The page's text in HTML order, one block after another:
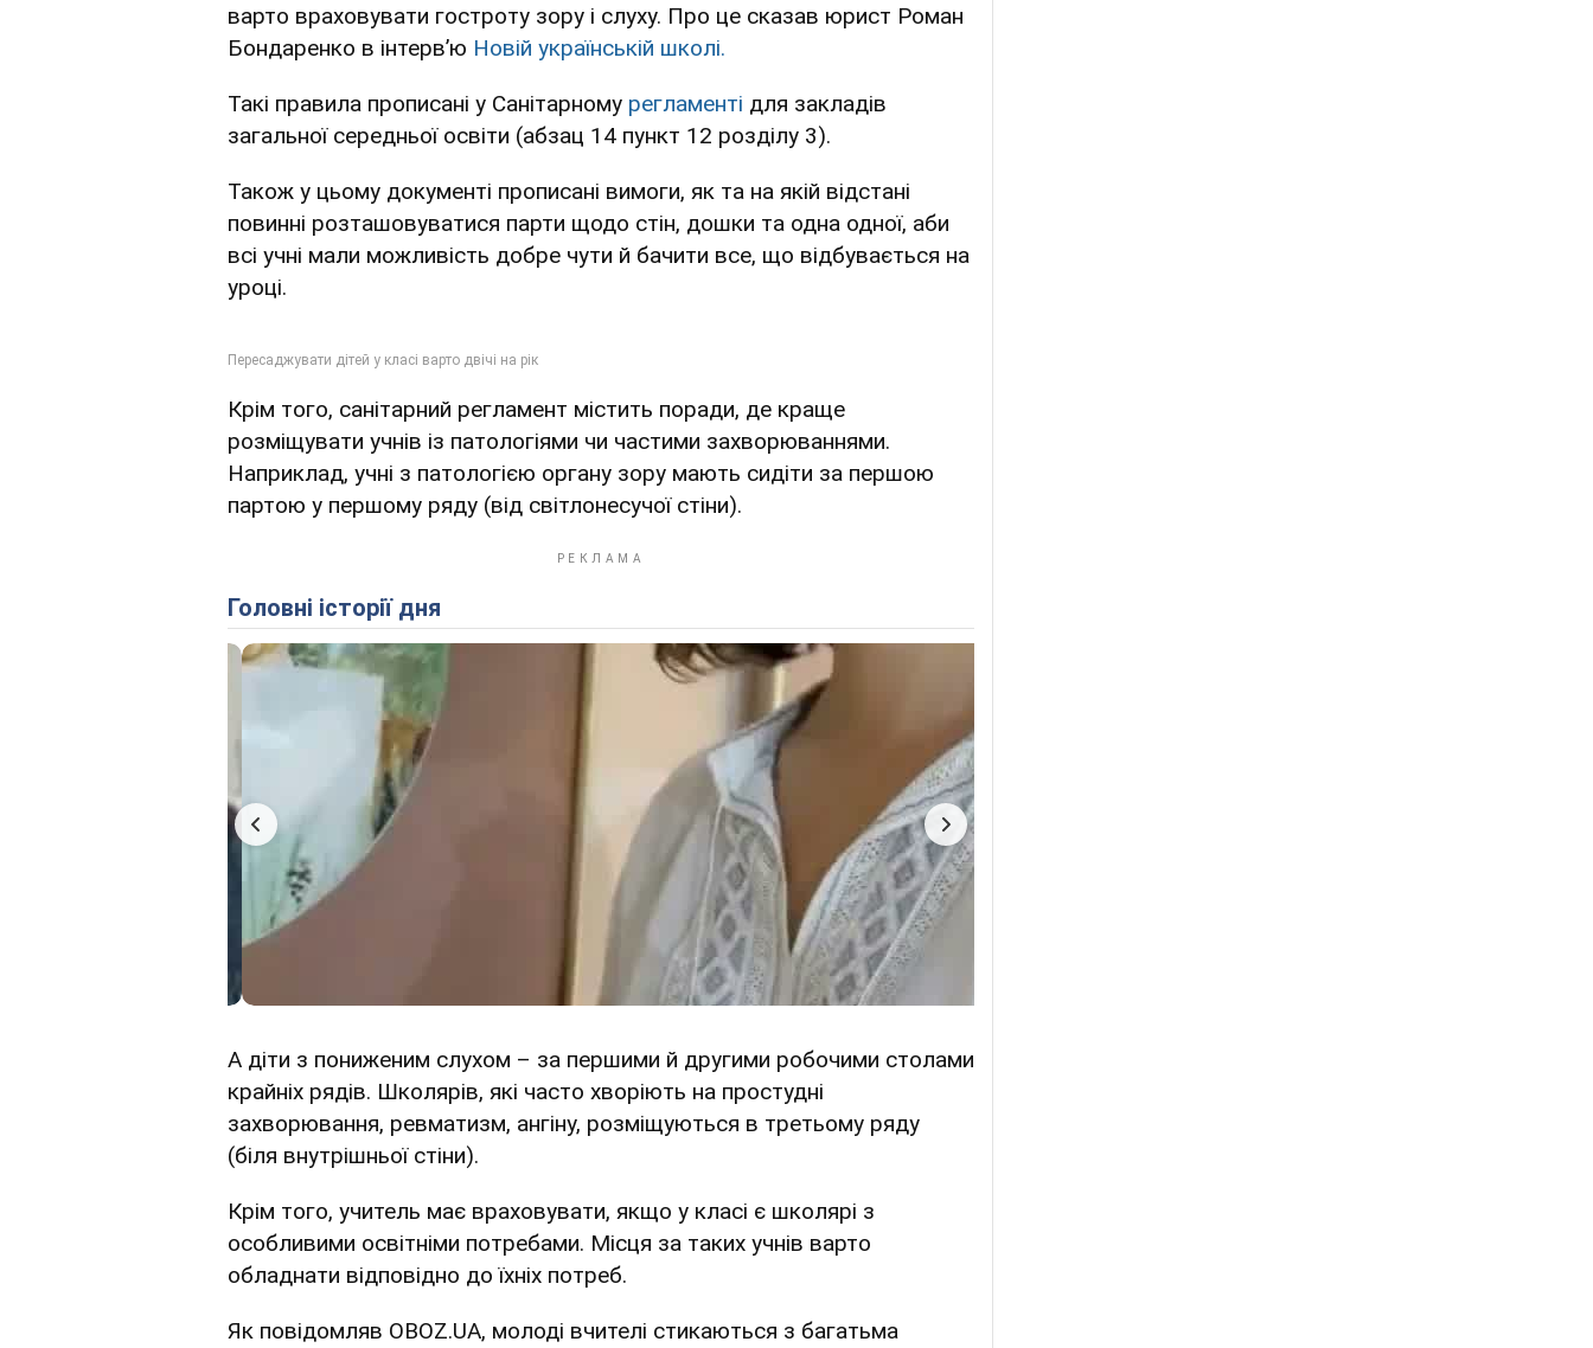
варто враховувати гостроту зору і слуху. Про це сказав юрист Роман
Бондаренко в інтервʼю Новій українській школі.
Такі правила прописані у Санітарному регламенті для закладів
загальної середньої освіти (абзац 14 пункт 12 розділу 3).
Також у цьому документі прописані вимоги, як та на якій відстані
повинні розташовуватися парти щодо стін, дошки та одна одної, аби
всі учні мали можливість добре чути й бачити все, що відбувається на
уроці.
Крім того, санітарний регламент містить поради, де краще
розміщувати учнів із патологіями чи частими захворюваннями.
Наприклад, учні з патологією органу зору мають сидіти за першою
партою у першому ряду (від світлонесучої стіни).
Головні історії дня
А діти з пониженим слухом – за першими й другими робочими столами
крайніх рядів. Школярів, які часто хворіють на простудні
захворювання, ревматизм, ангіну, розміщуються в третьому ряду
(біля внутрішньої стіни).
Крім того, учитель має враховувати, якщо у класі є школярі з
особливими освітніми потребами. Місця за таких учнів варто
обладнати відповідно до їхніх потреб.
Як повідомляв OBOZ.UA, молоді вчителі стикаються з багатьма